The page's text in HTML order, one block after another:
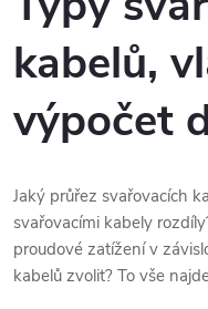
kabelů,
výpočet
Jaký průřez svařovacích
svařovacími kabely
proudové zatížení v
kabelů zvolit? To vše